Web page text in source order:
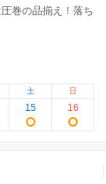
巻の品揃え！落ち
土
15
日
16